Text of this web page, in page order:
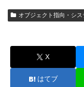
オブジェクト指向・シス
X
はてブ